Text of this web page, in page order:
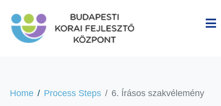
Home Process Steps 6. Írásos szakvélemény